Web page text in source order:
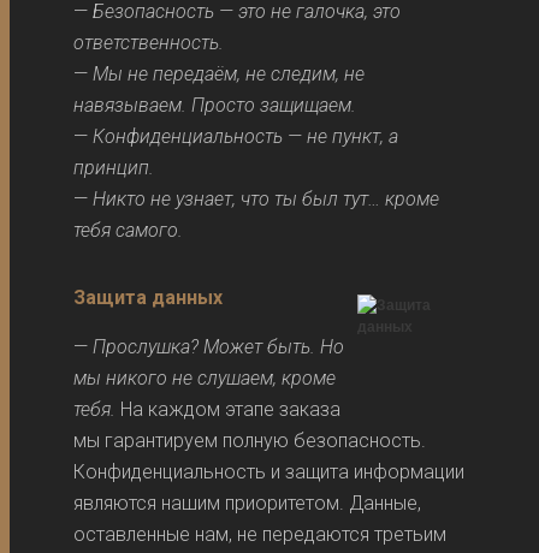
—Безопасность — это не галочка, это
ответственность.
—Мы не передаём, не следим, не
навязываем. Просто защищаем.
—Конфиденциальность — не пункт, а
принцип.
—Никто не узнает, что ты был тут… кроме
тебя самого.
Защита данных
—Прослушка? Может быть. Но
мы никого не слушаем, кроме
тебя. На каждом этапе заказа
мы гарантируем полную безопасность.
Конфиденциальность и защита информации
являются нашим приоритетом. Данные,
оставленные нам, не передаются третьим